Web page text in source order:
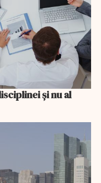
și nu al